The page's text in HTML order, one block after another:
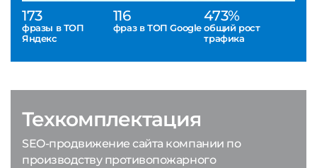
173
фразы в ТОП
Яндекс
116
фраз в ТОП Google
473%
общий рост
трафика
Техкомплектация
SEO-продвижение сайта компании по
производству противопожарного